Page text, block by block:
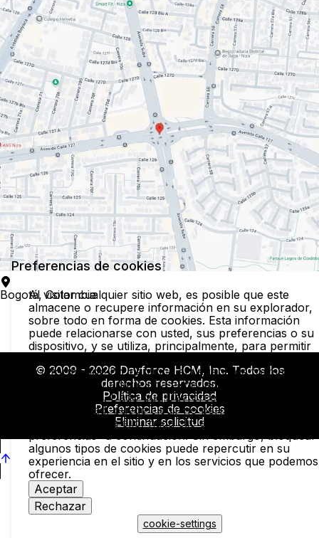
Bogotá, Colombia
© 2009 - 2026 Dayforce HCM, Inc. Todos los
derechos reservados.
Política de privacidad
Preferencias de cookies
Eliminar solicitud
Preferencias de cookies
Al visitar cualquier sitio web, es posible que este
almacene o recupere información en su explorador,
sobre todo en forma de cookies. Esta información
puede relacionarse con usted, sus preferencias o su
dispositivo, y se utiliza, principalmente, para permitir
la información no identifica al usuario de forma
pero puede brindarle una experiencia web más
personalizada. Dado que Dayforce respeta su
a la privacidad, puede elegir no permitir algunos tipos
de cookies. Para ello, haga clic en “Administrar
preferencias” a continuación. Sin embargo, bloquear
algunos tipos de cookies puede repercutir en su
experiencia en el sitio y en los servicios que podemos
ofrecer.
Aceptar
Rechazar
cookie-settings